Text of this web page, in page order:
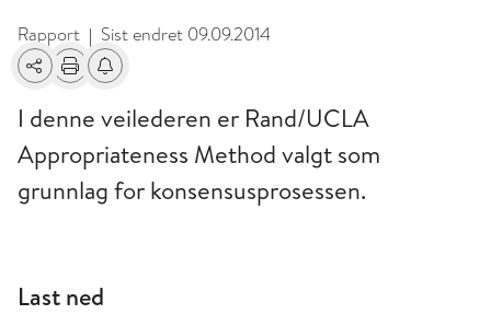
Rapport | Sist endret 09.09.2014
Del Skriv utFå varsel om endringer
I denne veilederen er Rand/UCLA
Appropriateness Method valgt som
grunnlag for konsensusprosessen.
Last ned